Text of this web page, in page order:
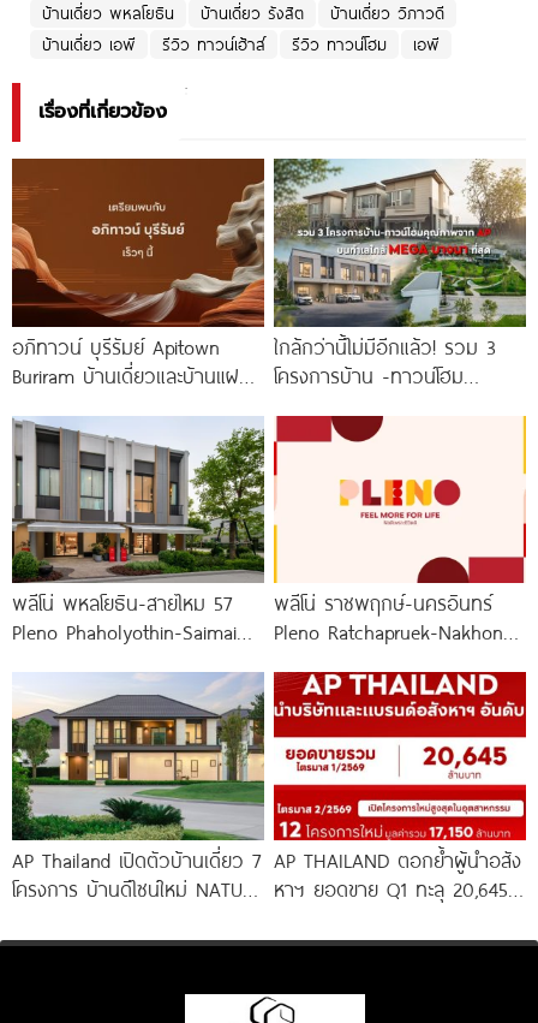
บ้านเดี่ยว พหลโยธิน
บ้านเดี่ยว รังสิต
บ้านเดี่ยว วิภาวดี
บ้านเดี่ยว เอพี
รีวิว ทาวน์เฮ้าส์ รีวิว ทาวน์โฮม เอพี
เรื่องที่เกี่ยวข้อง
อภิทาวน์ บุรีรัมย์ Apitown
Buriram บ้านเดี่ยวและบ้านแฝดซี
นางรอง พร้อม Fitness 24
ใกล้กว่านี้ไม่มีอีกแล้ว! รวม 3
โครงการบ้าน -ทาวน์โฮม
MEGA บางนา เพียง
พลีโน่ พหลโยธิน-สายไหม 57
Pleno Phaholyothin-Saimai
ใหม่จาก AP ทำเลใจกลาง
สายไหม ใกล้
พลีโน่ ราชพฤกษ์-นครอินทร์
Pleno Ratchapruek-Nakhon
เมืองนนทบุรี
AP Thailand เปิดตัวบ้านเดี่ยว 7
โครงการ บ้านดีไซน์ใหม่ NATURE
AP THAILAND ตอกย้ำผู้นำอสัง
หาฯ ยอดขาย Q1 ทะลุ 20,645